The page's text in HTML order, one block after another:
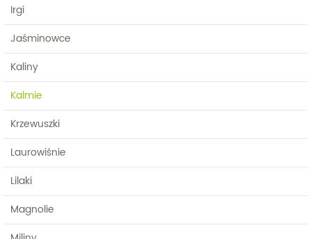
Irgi
Jaśminowce
Kaliny
Kalmie
Krzewuszki
Laurowiśnie
Lilaki
Magnolie